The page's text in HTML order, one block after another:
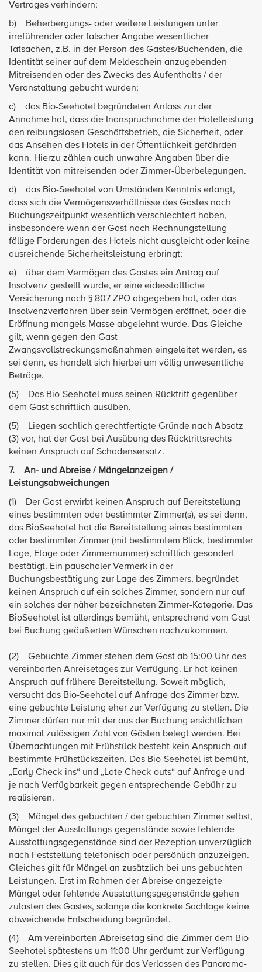
Vertrages verhindern;
b) Beherbergungs- oder weitere Leistungen unter
irreführender oder falscher Angabe wesentlicher
Tatsachen, z.B. in der Person des Gastes/Buchenden, die
Identität seiner auf dem Meldeschein anzugebenden
Mitreisenden oder des Zwecks des Aufenthalts / der
Veranstaltung gebucht wurden;
c) das Bio-Seehotel begründeten Anlass zur der
Annahme hat, dass die Inanspruchnahme der Hotelleistung
den reibungslosen Geschäftsbetrieb, die Sicherheit, oder
das Ansehen des Hotels in der Öffentlichkeit gefährden
kann. Hierzu zählen auch unwahre Angaben über die
Identität von mitreisenden oder Zimmer-Überbelegungen.
d) das Bio-Seehotel von Umständen Kenntnis erlangt,
dass sich die Vermögensverhältnisse des Gastes nach
Buchungszeitpunkt wesentlich verschlechtert haben,
insbesondere wenn der Gast nach Rechnungstellung
fällige Forderungen des Hotels nicht ausgleicht oder keine
ausreichende Sicherheitsleistung erbringt;
e) über dem Vermögen des Gastes ein Antrag auf
Insolvenz gestellt wurde, er eine eidesstattliche
Versicherung nach § 807 ZPO abgegeben hat, oder das
Insolvenzverfahren über sein Vermögen eröffnet, oder die
Eröffnung mangels Masse abgelehnt wurde. Das Gleiche
gilt, wenn gegen den Gast
Zwangsvollstreckungsmaßnahmen eingeleitet werden, es
sei denn, es handelt sich hierbei um völlig unwesentliche
Beträge.
(5) Das Bio-Seehotel muss seinen Rücktritt gegenüber
dem Gast schriftlich ausüben.
(5) Liegen sachlich gerechtfertigte Gründe nach Absatz
(3) vor, hat der Gast bei Ausübung des Rücktrittsrechts
keinen Anspruch auf Schadensersatz.
7. An- und Abreise / Mängelanzeigen /
Leistungsabweichungen
(1) Der Gast erwirbt keinen Anspruch auf Bereitstellung
eines bestimmten oder bestimmter Zimmer(s), es sei denn,
das BioSeehotel hat die Bereitstellung eines bestimmten
oder bestimmter Zimmer (mit bestimmtem Blick, bestimmter
Lage, Etage oder Zimmernummer) schriftlich gesondert
bestätigt. Ein pauschaler Vermerk in der
Buchungsbestätigung zur Lage des Zimmers, begründet
keinen Anspruch auf ein solches Zimmer, sondern nur auf
ein solches der näher bezeichneten Zimmer-Kategorie. Das
BioSeehotel ist allerdings bemüht, entsprechend vom Gast
bei Buchung geäußerten Wünschen nachzukommen.
(2) Gebuchte Zimmer stehen dem Gast ab 15:00 Uhr des
vereinbarten Anreisetages zur Verfügung. Er hat keinen
Anspruch auf frühere Bereitstellung. Soweit möglich,
versucht das Bio-Seehotel auf Anfrage das Zimmer bzw.
eine gebuchte Leistung eher zur Verfügung zu stellen. Die
Zimmer dürfen nur mit der aus der Buchung ersichtlichen
maximal zulässigen Zahl von Gästen belegt werden. Bei
Übernachtungen mit Frühstück besteht kein Anspruch auf
bestimmte Frühstückszeiten. Das Bio-Seehotel ist bemüht,
„Early Check-ins“ und „Late Check-outs“ auf Anfrage und
je nach Verfügbarkeit gegen entsprechende Gebühr zu
realisieren.
(3) Mängel des gebuchten / der gebuchten Zimmer selbst,
Mängel der Ausstattungs-gegenstände sowie fehlende
Ausstattungsgegenstände sind der Rezeption unverzüglich
nach Feststellung telefonisch oder persönlich anzuzeigen.
Gleiches gilt für Mängel an zusätzlich bei uns gebuchten
Leistungen. Erst im Rahmen der Abreise angezeigte
Mängel oder fehlende Ausstattungsgegenstände gehen
zulasten des Gastes, solange die konkrete Sachlage keine
abweichende Entscheidung begründet.
(4) Am vereinbarten Abreisetag sind die Zimmer dem Bio-
Seehotel spätestens um 11:00 Uhr geräumt zur Verfügung
zu stellen. Dies gilt auch für das Verlassen des Panorama-